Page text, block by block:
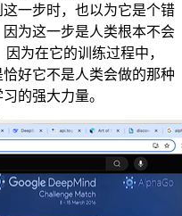
一步时，也以为它是个错
为这一步是人类根本不会
为在它的训练过程中，
好它不是人类会做的那种
的强大力量。